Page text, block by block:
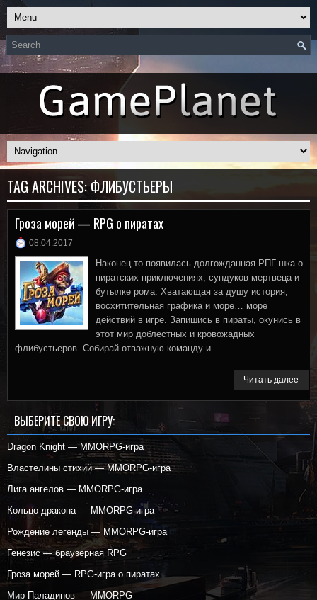
TAG ARCHIVES:ФЛИБУСТЬЕРЫ
Гроза морей — RPG о пиратах
08.04.2017
Наконец то появилась долгожданная РПГ-шка о
пиратских приключениях, сундуков мертвеца и
бутылке рома. Хватающая за душу история,
восхитительная графика и море… море
действий в игре. Запишись в пираты, окунись в
этот мир доблестных и кровожадных
флибустьеров. Собирай отважную команду и
Читать далее
ВЫБЕРИТЕ СВОЮ ИГРУ:
Dragon Knight — MMORPG-игра
Властелины стихий — MMORPG-игра
Лига ангелов — MMORPG-игра
Кольцо дракона — MMORPG-игра
Рождение легенды — MMORPG-игра
Генезис — браузерная RPG
Гроза морей — RPG-игра о пиратах
Мир Паладинов — MMORPG